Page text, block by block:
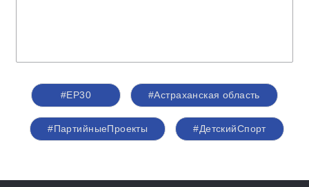
#ЕР30 #Астраханская область
#ПартийныеПроекты #ДетскийСпорт